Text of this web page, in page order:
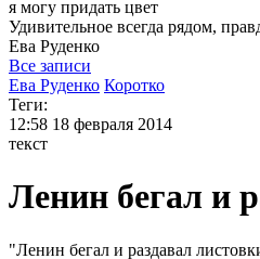
я могу придать цвет
Удивительное всегда рядом,
Ева Руденко
Все записи
Ева Руденко Коротко
Теги:
12:58 18 февраля 2014
текст
Ленин бегал и
"Ленин бегал и раздавал